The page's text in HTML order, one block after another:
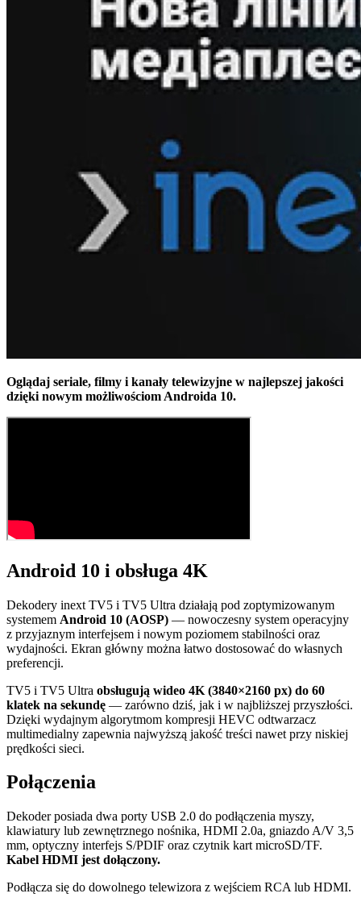
Oglądaj seriale, filmy i kanały telewizyjne w najlepszej jakości
dzięki nowym możliwościom Androida 10.
Android 10 i obsługa 4K
Dekodery inext TV5 i TV5 Ultra działają pod zoptymizowanym
systemem Android 10 (AOSP) — nowoczesny system operacyjny
z przyjaznym interfejsem i nowym poziomem stabilności oraz
wydajności. Ekran główny można łatwo dostosować do własnych
preferencji.
TV5 i TV5 Ultra obsługują wideo 4K (3840×2160 px) do 60
klatek na sekundę — zarówno dziś, jak i w najbliższej przyszłości.
Dzięki wydajnym algorytmom kompresji HEVC odtwarzacz
multimedialny zapewnia najwyższą jakość treści nawet przy niskiej
prędkości sieci.
Połączenia
Dekoder posiada dwa porty USB 2.0 do podłączenia myszy,
klawiatury lub zewnętrznego nośnika, HDMI 2.0a, gniazdo A/V 3,5
mm, optyczny interfejs S/PDIF oraz czytnik kart microSD/TF.
Kabel HDMI jest dołączony.
Podłącza się do dowolnego telewizora z wejściem RCA lub HDMI.